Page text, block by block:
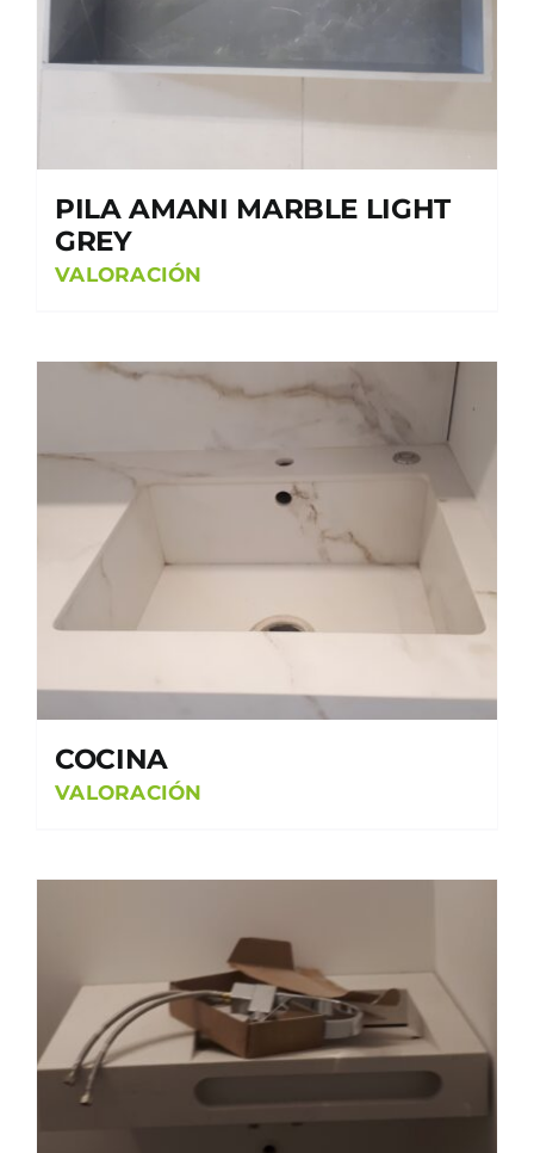
PILA AMANI MARBLE LIGHT
GREY
VALORACIÓN
COCINA
VALORACIÓN